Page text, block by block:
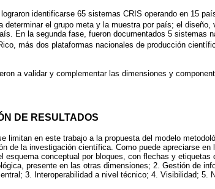
identificarse 65 sistemas CRIS operando en 15
determinar el grupo meta y la muestra por país; el diseño,
En la segunda fase, fueron documentados 5 sistemas
más dos plataformas nacionales de producción
a validar y complementar las dimensiones y
DE RESULTADOS
limitan en este trabajo a la propuesta del modelo
de la investigación científica. Como puede apreciarse en
esquema conceptual por bloques, con flechas y etiquetas
presente en las otras dimensiones; 2. Gestión de
3. Interoperabilidad a nivel técnico; 4. Visibilidad; 5.